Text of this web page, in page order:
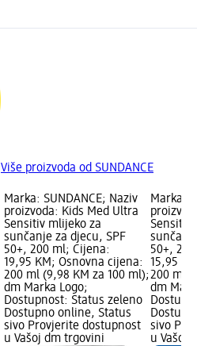
Više proizvoda od SUNDANCE
Marka: SUNDANCE; Naziv
proizvoda: Kids Med Ultra
Sensitiv mlijeko za
sunčanje za djecu, SPF
50+, 200 ml; Cijena:
19,95 KM; Osnovna cijena:
200 ml (9,98 KM za 100 ml);
dm Marka Logo;
Dostupnost: Status zeleno
Dostupno online, Status
sivo Provjerite dostupnost
u Vašoj dm trgovini
Marka:
Sensitiv
50+,
15,95
200 ml
dm
sivo
u Vašoj